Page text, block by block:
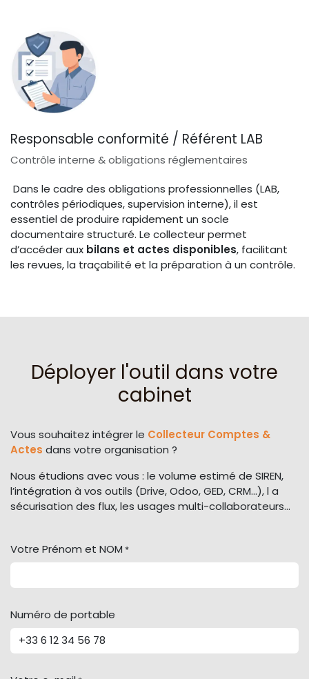
Responsable conformité / Référent LAB
Contrôle interne & obligations réglementaires
Dans le cadre des obligations professionnelles (LAB,
contrôles périodiques, supervision interne), il est
essentiel de produire rapidement un socle
documentaire structuré. Le collecteur permet
d’accéder aux bilans et actes disponibles, facilitant
les revues, la traçabilité et la préparation à un contrôle.
Déployer l'outil dans votre
cabinet
Vous souhaitez intégrer le Collecteur Comptes &
Actes dans votre organisation ?
Nous étudions avec vous : le volume estimé de SIREN,
l’intégration à vos outils (Drive, Odoo, GED, CRM…), l a
sécurisation des flux, les usages multi-collaborateurs...
Votre Prénom et NOM *
Numéro de portable